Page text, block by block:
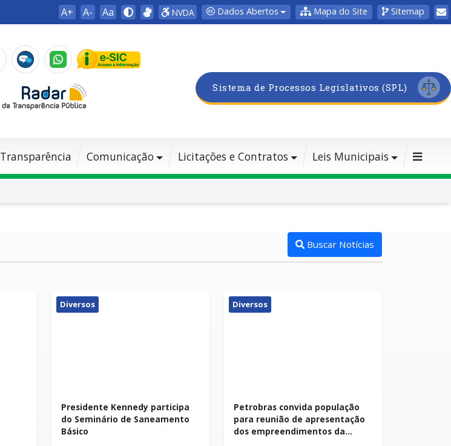
A+ A- Aa NVDA Dados Abertos Mapa do Site Sitemap
Sistema de Processos Legislativos (SPL)
Transparência Comunicação Licitações e Contratos Leis Municipais
Buscar Notícias
Diversos
Presidente Kennedy participa
do Seminário de Saneamento
Básico
Diversos
Petrobras convida população
para reunião de apresentação
dos empreendimentos da